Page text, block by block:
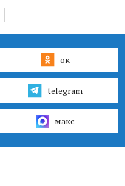
ок
telegram
макс